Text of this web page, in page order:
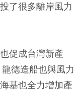
了很多離岸風力
促成台灣新產
德造船也與風力
基也全力增加產